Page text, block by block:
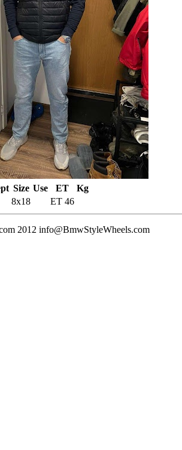
Size Use ET
Kg
8x18 ET 46
2012 info@BmwStyleWheels.com